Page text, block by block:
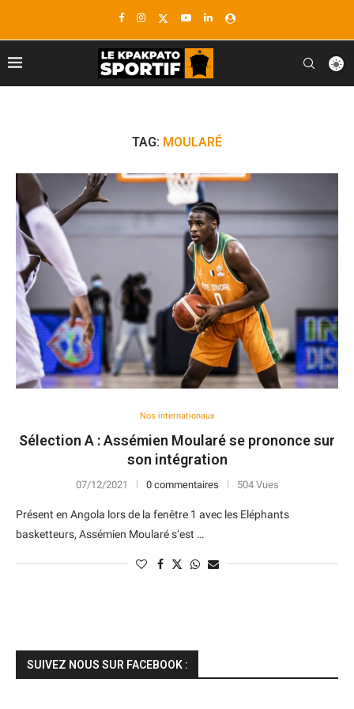
TAG: MOULARÉ
Nos internationaux
Sélection A : Assémien Moularé se prononce sur
son intégration
07/12/2021 0 commentaires 504 Vues
Présent en Angola lors de la fenêtre 1 avec les Eléphants
basketteurs, Assémien Moularé s’est …
SUIVEZ NOUS SUR FACEBOOK :